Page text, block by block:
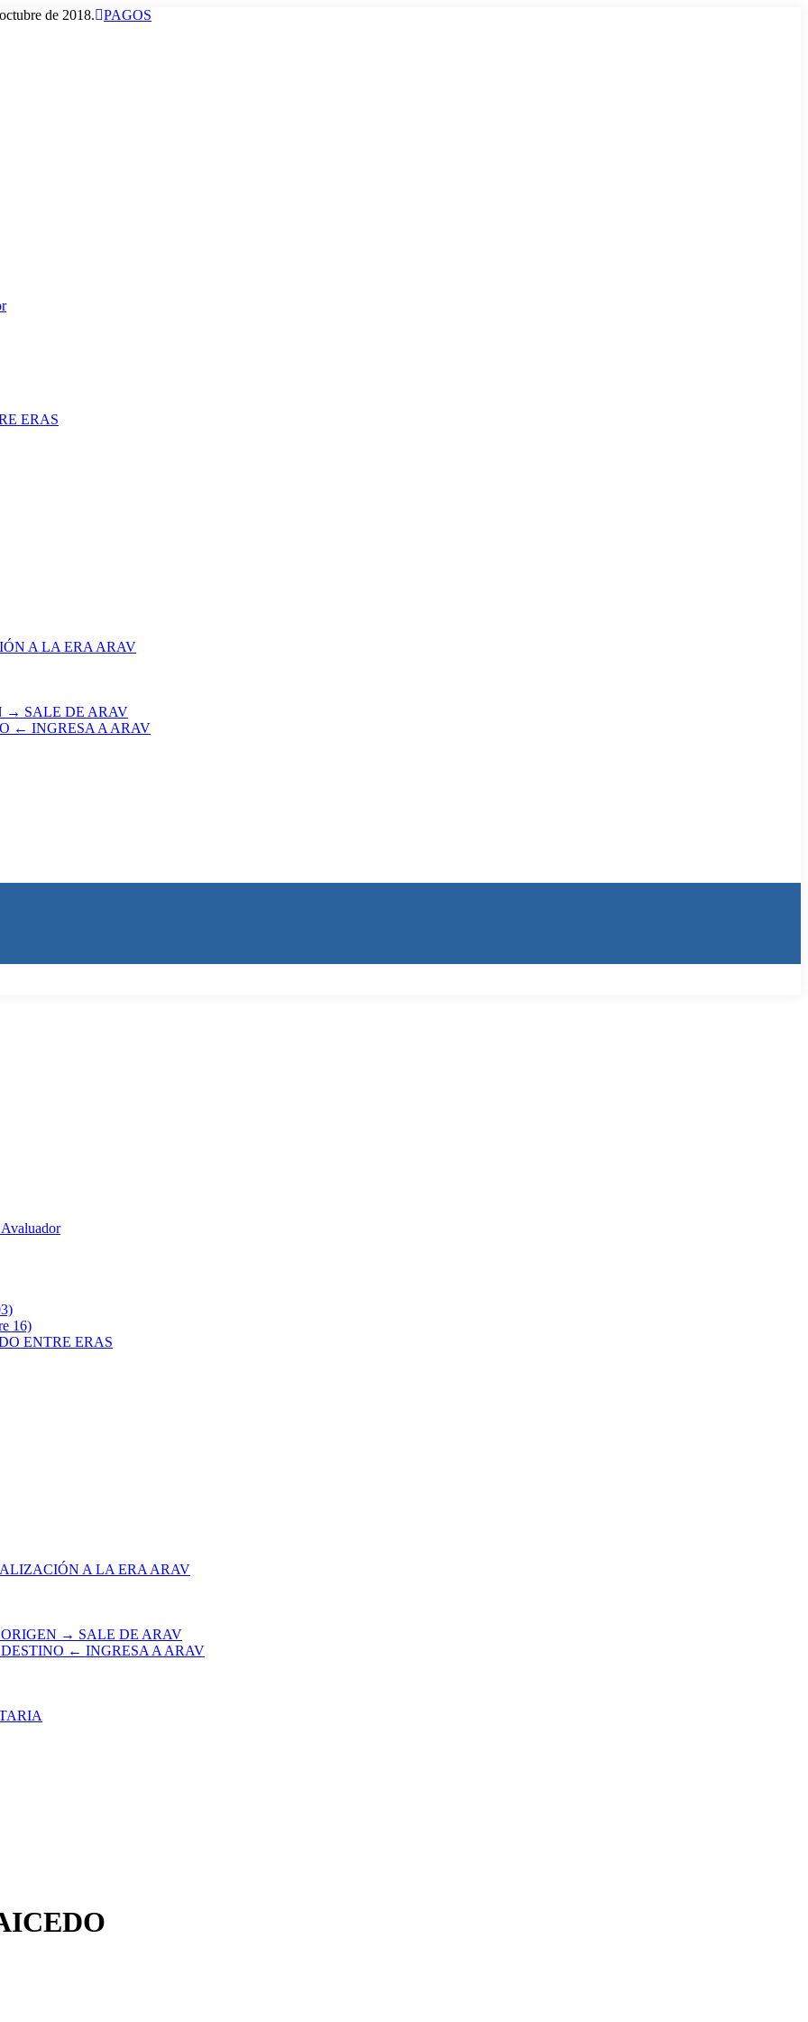
de 2018.
PAGOS
ERAS
A LA ERA ARAV
→ SALE DE ARAV
← INGRESA A ARAV
16)
ENTRE ERAS
A LA ERA ARAV
→ SALE DE ARAV
← INGRESA A ARAV